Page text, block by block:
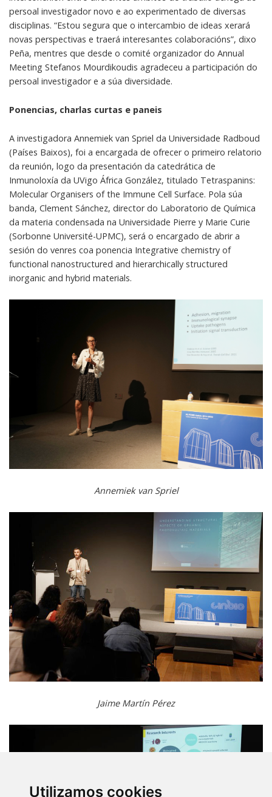
Utilizamos cookies
persoal investigador novo e ao experimentado de diversas
disciplinas. “Estou segura que o intercambio de ideas xerará
novas perspectivas e traerá interesantes colaboracións”, dixo
Peña, mentres que desde o comité organizador do Annual
Meeting Stefanos Mourdikoudis agradeceu a participación do
persoal investigador e a súa diversidade.
Ponencias, charlas curtas e paneis
A investigadora Annemiek van Spriel da Universidade Radboud
(Países Baixos), foi a encargada de ofrecer o primeiro relatorio
da reunión, logo da presentación da catedrática de
Inmunoloxía da UVigo África González, titulado Tetraspanins:
Molecular Organisers of the Immune Cell Surface. Pola súa
banda, Clement Sánchez, director do Laboratorio de Química
da materia condensada na Universidade Pierre y Marie Curie
(Sorbonne Université-UPMC), será o encargado de abrir a
sesión do venres coa ponencia Integrative chemistry of
functional nanostructured and hierarchically structured
inorganic and hybrid materials.
Annemiek van Spriel
Jaime Martín Pérez